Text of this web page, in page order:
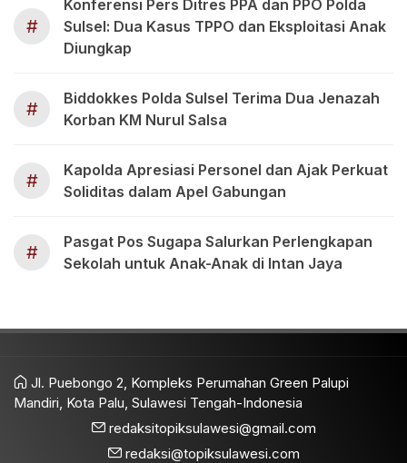
#
Konferensi Pers Ditres PPA dan PPO Polda
Sulsel: Dua Kasus TPPO dan Eksploitasi Anak
Diungkap
#
Biddokkes Polda Sulsel Terima Dua Jenazah
Korban KM Nurul Salsa
#
Kapolda Apresiasi Personel dan Ajak Perkuat
Soliditas dalam Apel Gabungan
#
Pasgat Pos Sugapa Salurkan Perlengkapan
Sekolah untuk Anak-Anak di Intan Jaya
Jl. Puebongo 2, Kompleks Perumahan Green Palupi
Mandiri, Kota Palu, Sulawesi Tengah-Indonesia
redaksitopiksulawesi@gmail.com
redaksi@topiksulawesi.com